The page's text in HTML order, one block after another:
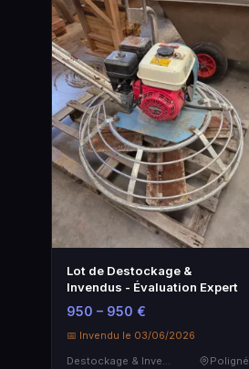
Lot de Destockage &
Invendus - Évaluation Expert
950 – 950 €
📅 Invendu le 03/06/2026
Destockage & Invendus
Poligné